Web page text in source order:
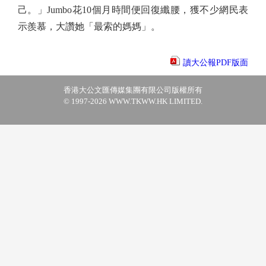
己。」Jumbo花10個月時間便回復纖腰，獲不少網民表
示羨慕，大讚她「最索的媽媽」。
讀大公報PDF版面
香港大公文匯傳媒集團有限公司版權所有
© 1997-2026 WWW.TKWW.HK LIMITED.